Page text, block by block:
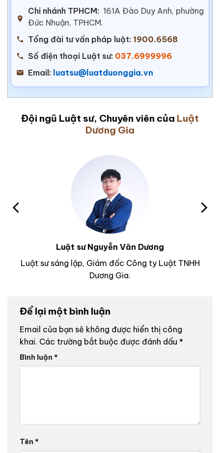
Chi nhánh TPHCM: 161A Đào Duy Anh, phường
Đức Nhuận, TPHCM.
Tổng đài tư vấn pháp luật: 1900.6568
Số điện thoại Luật sư: 037.6999996
Email: luatsu@luatduonggia.vn
Đội ngũ Luật sư, Chuyên viên của Luật
Dương Gia
Luật sư Nguyễn Văn Dương
Luật sư sáng lập, Giám đốc Công ty Luật TNHH
Dương Gia.
Để lại một bình luận
Email của bạn sẽ không được hiển thị công
khai. Các trường bắt buộc được đánh dấu *
Bình luận *
Tên *